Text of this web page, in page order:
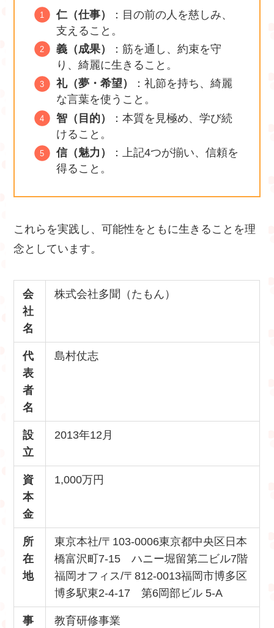
仁（仕事）
：目の前の人を慈しみ、
支えること。
義（成果）
：筋を通し、約束を守
り、綺麗に生きること。
礼（夢・希望）
：礼節を持ち、綺麗
な言葉を使うこと。
智（目的）
：本質を見極め、学び続
けること。
信（魅力）
：上記4つが揃い、信頼を
得ること。
これらを実践し、可能性をともに生きることを理
念としています。
会
社
名
株式会社多聞（たもん）
代
表
者
名
島村仗志
設
立
2013年12月
資
本
金
1,000万円
所
在
地
東京本社/〒103-0006東京都中央区日本
橋富沢町7-15 ハニー堀留第二ビル7階
福岡オフィス/〒812-0013福岡市博多区
博多駅東2-4-17 第6岡部ビル 5-A
事
教育研修事業